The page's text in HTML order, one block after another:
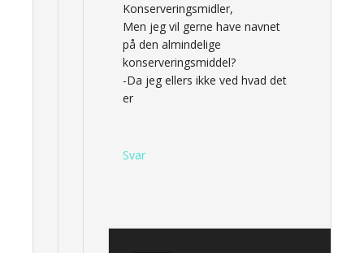
Konserveringsmidler,
Men jeg vil gerne have navnet
på den almindelige
konserveringsmiddel?
-Da jeg ellers ikke ved hvad det
er
Svar